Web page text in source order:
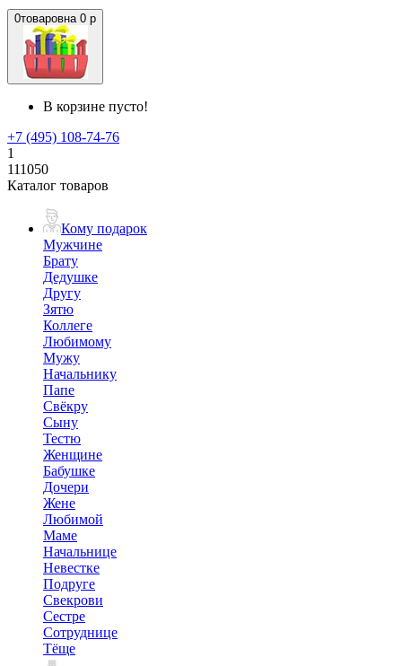
0товаровна 0 р
В корзине пусто!
+7 (495) 108-74-76
1
111050
Каталог товаров
Кому подарок
Мужчине
Брату
Дедушке
Другу
Зятю
Коллеге
Любимому
Мужу
Начальнику
Папе
Свёкру
Сыну
Тестю
Женщине
Бабушке
Дочери
Жене
Любимой
Маме
Начальнице
Невестке
Подруге
Свекрови
Сестре
Сотруднице
Тёще